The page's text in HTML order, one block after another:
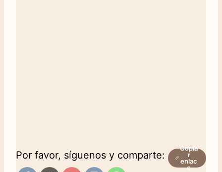
Por favor, síguenos y comparte:
Copia
r
enlac
e